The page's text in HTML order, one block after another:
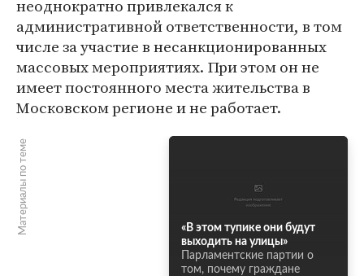
неоднократно привлекался к
административной ответственности, в том
числе за участие в несанкционированных
массовых мероприятиях. При этом он не
имеет постоянного места жительства в
Московском регионе и не работает.
Материалы по теме
«В этом тупике они будут
выходить на улицы»
Парламентские партии о
том, почему граждане